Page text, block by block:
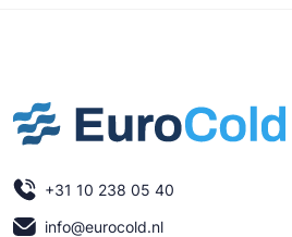
+31 10 238 05 40
info@eurocold.nl